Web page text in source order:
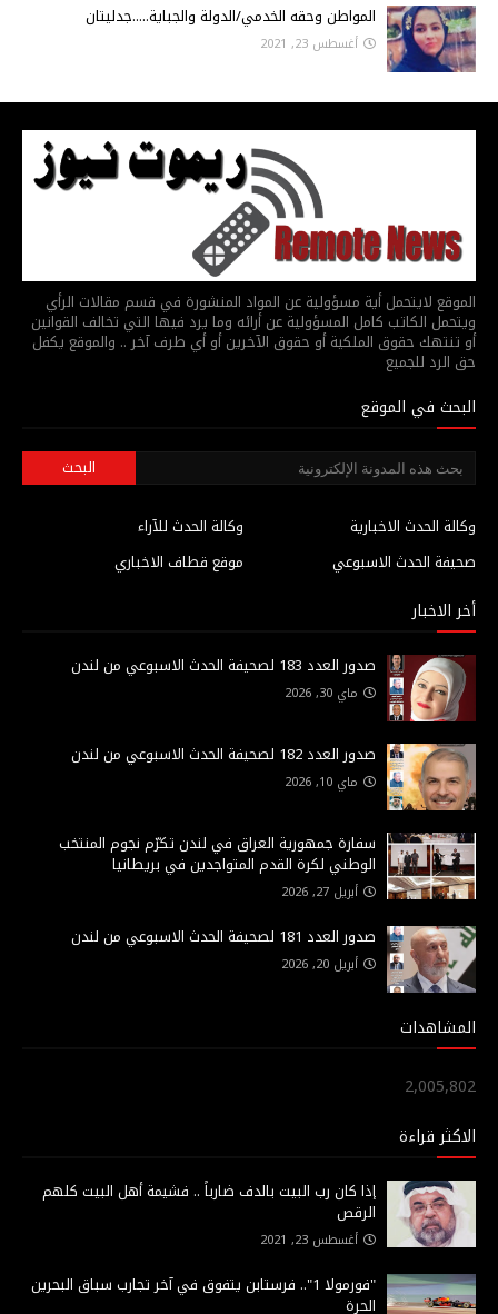
المواطن وحقه الخدمي/الدولة والجباية.....جدليتان
أغسطس 23, 2021
الموقع لايتحمل أية مسؤولية عن المواد المنشورة في قسم مقالات الرأي
ويتحمل الكاتب كامل المسؤولية عن أرائه وما يرد فيها التي تخالف القوانين
أو تنتهك حقوق الملكية أو حقوق الآخرين أو أي طرف آخر .. والموقع يكفل
حق الرد للجميع
البحث في الموقع
وكالة الحدث للآراء
وكالة الحدث الاخبارية
موقع قطاف الاخباري
صحيفة الحدث الاسبوعي
أخر الاخبار
صدور العدد 183 لصحيفة الحدث الاسبوعي من لندن
ماي 30, 2026
صدور العدد 182 لصحيفة الحدث الاسبوعي من لندن
ماي 10, 2026
سفارة جمهورية العراق في لندن تكرّم نجوم المنتخب
الوطني لكرة القدم المتواجدين في بريطانيا
أبريل 27, 2026
صدور العدد 181 لصحيفة الحدث الاسبوعي من لندن
أبريل 20, 2026
المشاهدات
2,005,802
الاكثر قراءة
إذا كان رب البيت بالدف ضارباً .. فشيمة أهل البيت كلهم
الرقص
أغسطس 23, 2021
"فورمولا 1".. فرستابن يتفوق في آخر تجارب سباق البحرين
الحرة